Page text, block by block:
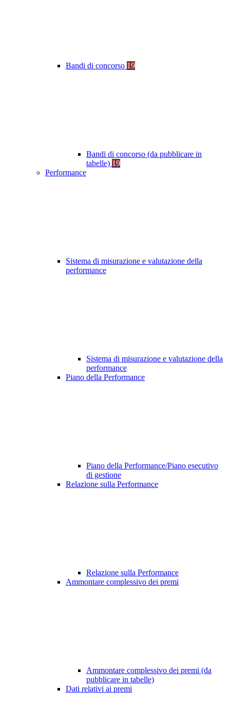
Bandi di concorso 19
Bandi di concorso (da pubblicare in
tabelle) 19
Performance
Sistema di misurazione e valutazione della
performance
Sistema di misurazione e valutazione della
performance
Piano della Performance
Piano della Performance/Piano esecutivo
di gestione
Relazione sulla Performance
Relazione sulla Performance
Ammontare complessivo dei premi
Ammontare complessivo dei premi (da
pubblicare in tabelle)
Dati relativi ai premi